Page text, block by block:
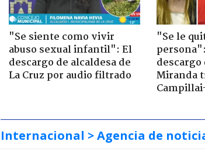
"Se siente como vivir
abuso sexual infantil": El
descargo de alcaldesa de
La Cruz por audio filtrado
"Se le
descargo
Miranda
Internacional > Agencia de